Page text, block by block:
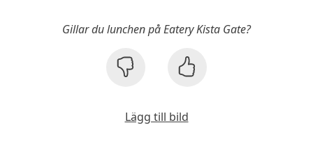
Gillar du lunchen på Eatery Kista Gate?
Lägg till bild